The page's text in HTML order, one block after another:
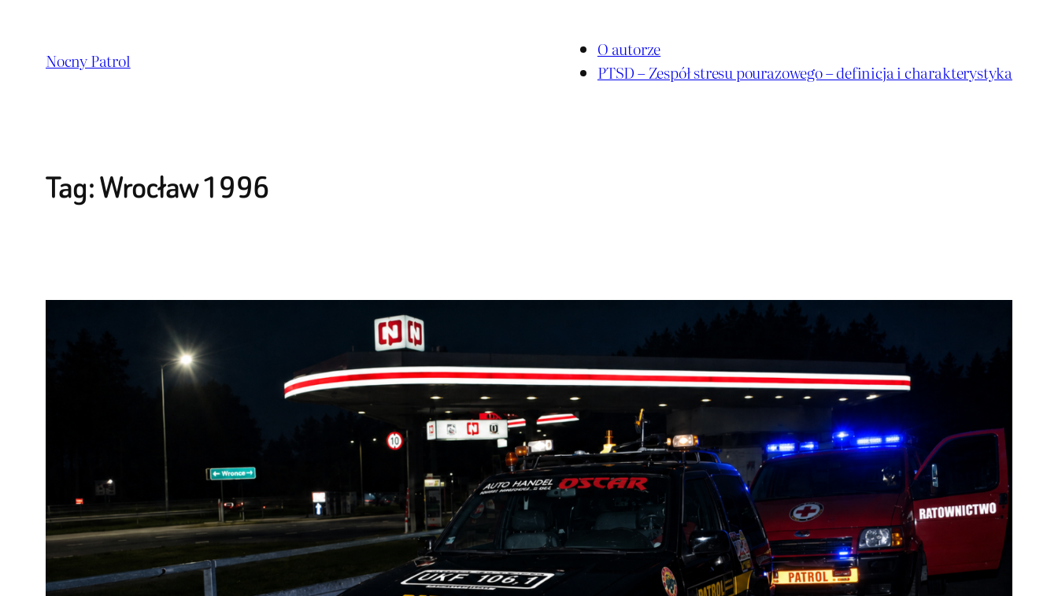
Nocny Patrol
O autorze
PTSD – Zespół stresu pourazowego – definicja i charakterystyka
Tag:Wrocław 1996